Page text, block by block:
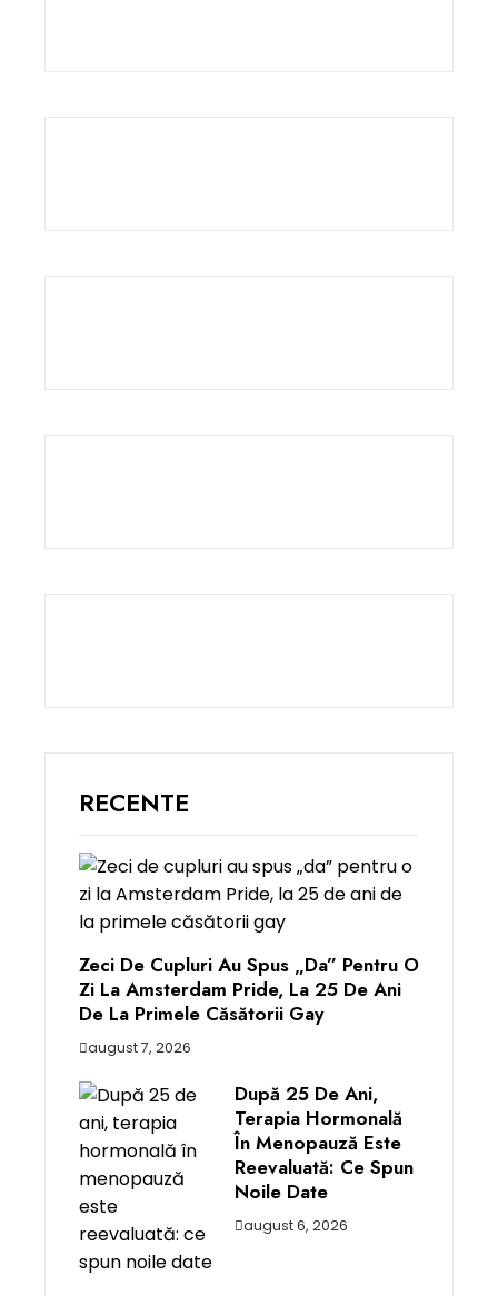
RECENTE
Zeci De Cupluri Au Spus „da” Pentru O
Zi La Amsterdam Pride, La 25 De Ani
De La Primele Căsătorii Gay
august 7, 2026
După 25 De Ani,
Terapia Hormonală
În Menopauză Este
Reevaluată: Ce Spun
Noile Date
august 6, 2026